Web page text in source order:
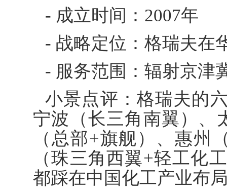
- 成立时间：2007年
- 战略定位：格瑞夫在
- 服务范围：辐射京津
小景点评：格瑞夫的
宁波（长三角南翼）、
（总部+旗舰）、惠州
（珠三角西翼+轻工化
都踩在中国化工产业布